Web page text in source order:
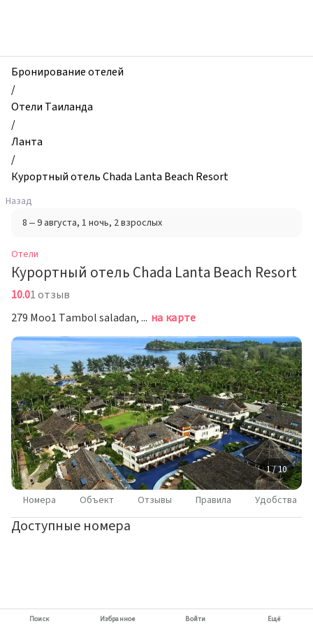
Курортный
отель
Chada
Lanta
Beach
Resort,
Ланта,
Таиланд
Бронирование отелей
/
Отели Таиланда
/
Ланта
/
Курортный отель Chada Lanta Beach Resort
Назад
8 – 9 августа, 1 ночь, 2 взрослых
Отели
Курортный отель Chada Lanta Beach Resort
10.01 отзыв
279 Moo1 Tambol saladan, Ko Lanta, Ко-Ланта на карте
1 / 10
Номера Объект Отзывы Правила Удобства
Доступные номера
Поиск Избранное Войти Ещё